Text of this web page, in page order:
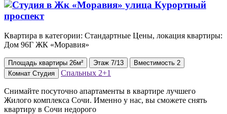
Квартира в категории: Стандартные Цены, локация квартиры:
Дом 96Г ЖК «Моравия»
Площадь квартиры 26м² Этаж 7/13 Вместимость 2
Комнат Студия Спальных 2+1
Снимайте посуточно апартаменты в квартире лучшего
Жилого комплекса Сочи. Именно у нас, вы сможете снять
квартиру в Сочи недорого